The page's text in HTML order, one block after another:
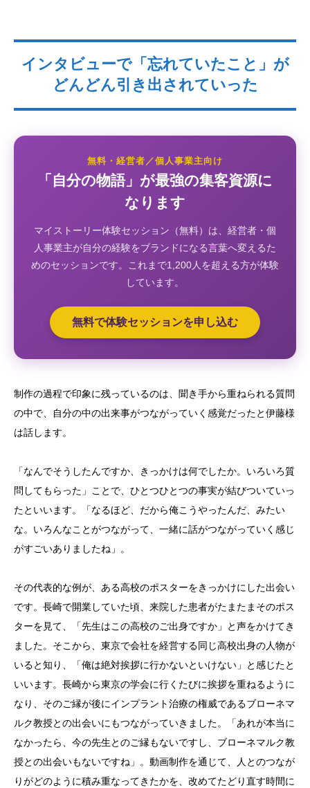
インタビューで「忘れていたこと」が
どんどん引き出されていった
無料・経営者／個人事業主向け
「自分の物語」が最強の集客資源に
なります
マイストーリー体験セッション（無料）は、経営者・個
人事業主が自分の経験をブランドになる言葉へ変えるた
めのセッションです。これまで1,200人を超える方が体験
しています。
無料で体験セッションを申し込む
制作の過程で印象に残っているのは、聞き手から重ねられる質問
の中で、自分の中の出来事がつながっていく感覚だったと伊藤様
は話します。
「なんでそうしたんですか、きっかけは何でしたか。いろいろ質
問してもらった」ことで、ひとつひとつの事実が結びついていっ
たといいます。「なるほど、だから俺こうやったんだ、みたい
な。いろんなことがつながって、一緒に話がつながっていく感じ
がすごいありましたね」。
その代表的な例が、ある高校のポスターをきっかけにした出会い
です。長崎で開業していた頃、来院した患者がたまたまそのポス
ターを見て、「先生はこの高校のご出身ですか」と声をかけてき
ました。そこから、東京で会社を経営する同じ高校出身の人物が
いると知り、「俺は絶対挨拶に行かないといけない」と感じたと
いいます。長崎から東京の学会に行くたびに挨拶を重ねるように
なり、そのご縁が後にインプラント治療の権威であるブローネマ
ルク教授との出会いにもつながっていきました。「あれが本当に
なかったら、今の先生とのご縁もないですし、ブローネマルク教
授との出会いもないですね」。動画制作を通じて、人とのつなが
りがどのように積み重なってきたかを、改めてたどり直す時間に